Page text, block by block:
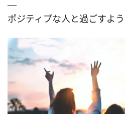
ポジティブな人と過ごすよ